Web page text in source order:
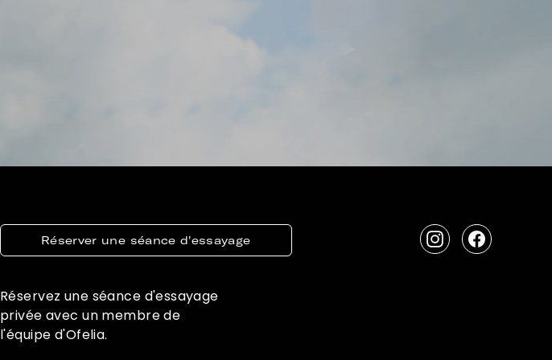
Réserver une séance d'essayage
Réservez une séance d'essayage
privée avec un membre de
l'équipe d'Ofelia.
InstagramFacebook